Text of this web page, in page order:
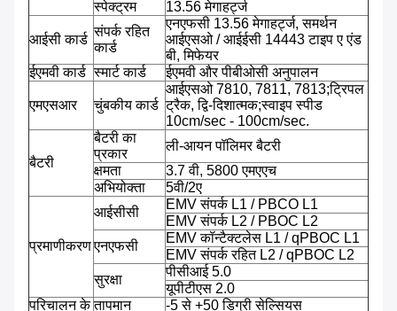
स्पेक्ट्रम
13.56 मेगाहर्ट्ज
आईसी कार्ड
संपर्क रहित
कार्ड
एनएफसी 13.56 मेगाहर्ट्ज, समर्थन
आईएसओ / आईईसी 14443 टाइप ए एंड
बी, मिफेयर
ईएमवी कार्ड स्मार्ट कार्ड ईएमवी और पीबीओसी अनुपालन
एमएसआर चुंबकीय कार्ड
आईएसओ 7810, 7811, 7813;ट्रिपल
ट्रैक, द्वि-दिशात्मक;स्वाइप स्पीड
10cm/sec - 100cm/sec.
बैटरी
बैटरी का
प्रकार
ली-आयन पॉलिमर बैटरी
क्षमता
3.7 वी, 5800 एमएएच
अभियोक्ता
5वी/2ए
प्रमाणीकरण
आईसीसी
EMV संपर्क L1 / PBCO L1
EMV संपर्क L2 / PBOC L2
एनएफसी
EMV कॉन्टैक्टलेस L1 / qPBOC L1
EMV संपर्क रहित L2 / qPBOC L2
सुरक्षा
पीसीआई 5.0
यूपीटीएस 2.0
परिचालन के तापमान
-5 से +50 डिग्री सेल्सियस